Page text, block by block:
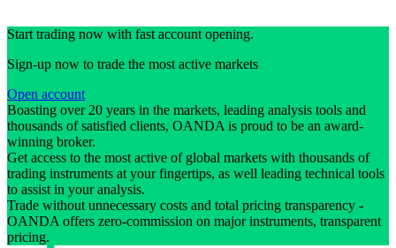
Start trading now with fast account opening.
Sign-up now to trade the most active markets
Open account
Boasting over 20 years in the markets, leading analysis tools and
thousands of satisfied clients, OANDA is proud to be an award-
winning broker.
Get access to the most active of global markets with thousands of
trading instruments at your fingertips, as well leading technical tools
to assist in your analysis.
Trade without unnecessary costs and total pricing transparency -
OANDA offers zero-commission on major instruments, transparent
pricing.